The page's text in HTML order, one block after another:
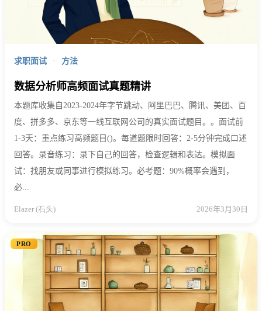
求职面试 · 方法
数据分析师高频面试真题精讲
本题库收集自2023-2024年字节跳动、阿里巴巴、腾讯、美团、百
度、拼多多、京东等一线互联网公司的真实面试题目。。面试前
1-3天：重点练习高频题目()。每道题限时回答：2-5分钟完成口述
回答。录音练习：录下自己的回答，检查逻辑和表达。模拟面
试：找朋友或同事进行模拟练习。必考题：90%概率会遇到，
必...
Elazer (石头) 2026年3月30日
PRO